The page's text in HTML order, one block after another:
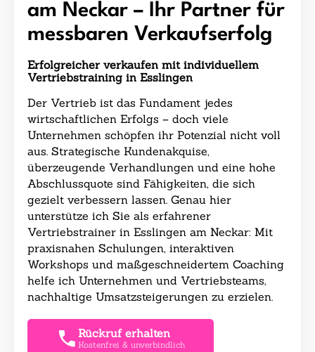
am Neckar – Ihr Partner für
messbaren Verkaufserfolg
Erfolgreicher verkaufen mit individuellem
Vertriebstraining in Esslingen
Der Vertrieb ist das Fundament jedes
wirtschaftlichen Erfolgs – doch viele
Unternehmen schöpfen ihr Potenzial nicht voll
aus. Strategische Kundenakquise,
überzeugende Verhandlungen und eine hohe
Abschlussquote sind Fähigkeiten, die sich
gezielt verbessern lassen. Genau hier
unterstütze ich Sie als erfahrener
Vertriebstrainer in Esslingen am Neckar: Mit
praxisnahen Schulungen, interaktiven
Workshops und maßgeschneidertem Coaching
helfe ich Unternehmen und Vertriebsteams,
nachhaltige Umsatzsteigerungen zu erzielen.
Rückruf erhalten
Kostenfrei & unverbindlich